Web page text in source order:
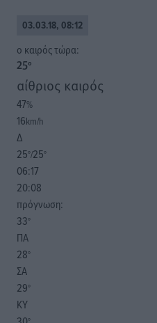
03.03.18, 08:12
o καιρός τώρα:
25°
αίθριος καιρός
47%
16km/h
Δ
25°/25°
06:17
20:08
πρόγνωση:
33°
ΠΑ
28°
ΣΑ
29°
ΚΥ